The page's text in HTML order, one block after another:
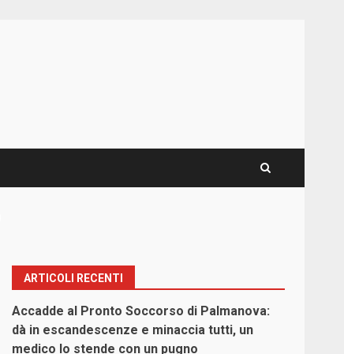
ARTICOLI RECENTI
Accadde al Pronto Soccorso di Palmanova:
dà in escandescenze e minaccia tutti, un
medico lo stende con un pugno